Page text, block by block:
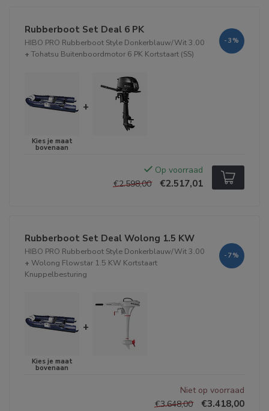
Rubberboot Set Deal 6 PK
HIBO PRO Rubberboot Style Donkerblauw/Wit 3.00
+ Tohatsu Buitenboordmotor 6 PK Kortstaart (SS)
-3%
+
Op voorraad
€2.598,00
€2.517,01
Rubberboot Set Deal Wolong 1.5 KW
HIBO PRO Rubberboot Style Donkerblauw/Wit 3.00
+ Wolong Flowstar 1.5 KW Kortstaart
Knuppelbesturing
-7%
+
Niet op voorraad
€3.648,00
€3.418,00